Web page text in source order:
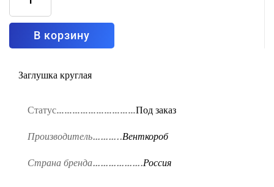
A=210
мм
В корзину
Заглушка круглая
Статус…………………………Под заказ
Производитель………..Венткороб
Страна бренда……………….Россия